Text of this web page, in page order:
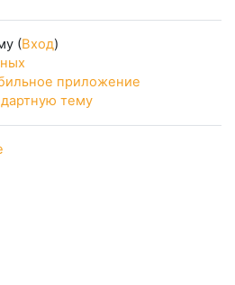
(Вход)
приложение
тему